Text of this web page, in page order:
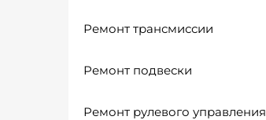
Ремонт трансмиссии
Ремонт подвески
Ремонт рулевого управления